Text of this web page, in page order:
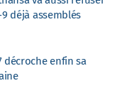
déjà assemblés
décroche enfin sa